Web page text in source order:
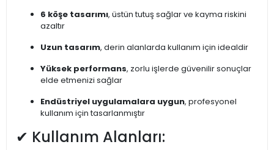
6 köşe tasarımı, üstün tutuş sağlar ve kayma riskini
azaltır
Uzun tasarım, derin alanlarda kullanım için idealdir
Yüksek performans, zorlu işlerde güvenilir sonuçlar
elde etmenizi sağlar
Endüstriyel uygulamalara uygun, profesyonel
kullanım için tasarlanmıştır
✔ Kullanım Alanları: